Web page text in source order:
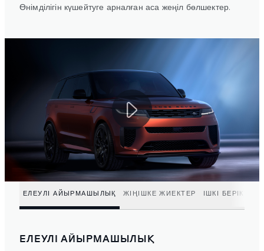
Өнімділігін күшейтуге арналған аса жеңіл бөлшектер.
ЕЛЕУЛІ АЙЫРМАШЫЛЫҚ ЖІҢІШКЕ ЖИЕКТЕР ІШКІ БЕРІКТІГІ
ЕЛЕУЛІ АЙЫРМАШЫЛЫҚ